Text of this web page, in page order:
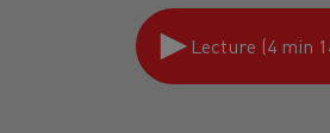
Lecture (4 min